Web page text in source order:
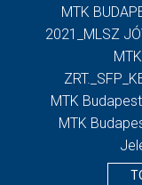
MTK
2021_MLSZ
MTK
MTK